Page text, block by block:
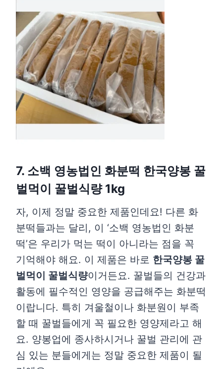
7. 소백 영농법인 화분떡 한국양봉 꿀
벌먹이 꿀벌식량 1kg
자, 이제 정말 중요한 제품인데요! 다른 화
분떡들과는 달리, 이 ‘소백 영농법인 화분
떡’은 우리가 먹는 떡이 아니라는 점을 꼭
기억해야 해요. 이 제품은 바로 한국양봉 꿀
벌먹이 꿀벌식량이거든요. 꿀벌들의 건강과
활동에 필수적인 영양을 공급해주는 화분떡
이랍니다. 특히 겨울철이나 화분원이 부족
할 때 꿀벌들에게 꼭 필요한 영양제라고 해
요. 양봉업에 종사하시거나 꿀벌 관리에 관
심 있는 분들에게는 정말 중요한 제품이 될